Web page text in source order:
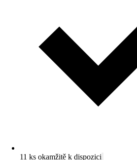
11 ks okamžitě k dispozici